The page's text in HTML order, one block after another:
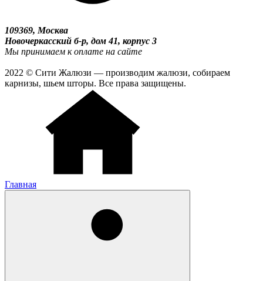
109369, Москва
Новочеркасский б-р, дом 41, корпус 3
Мы принимаем к оплате на сайте
2022 © Сити Жалюзи — производим жалюзи, собираем
карнизы, шьем шторы. Все права защищены.
Главная